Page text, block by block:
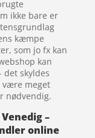
ikke bare er
kæmpe
som jo fx kan
kan
det skyldes
være meget
nødvendig.
–
online